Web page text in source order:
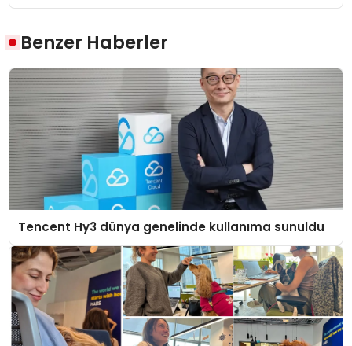
Benzer Haberler
Tencent Hy3 dünya genelinde kullanıma sunuldu